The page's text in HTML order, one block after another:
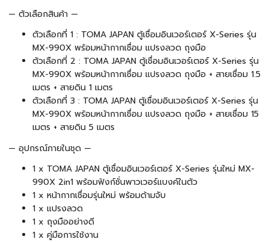
— ตัวเลือกสินค้า —
ตัวเลือกที่ 1 : TOMA JAPAN ตู้เชื่อมอินเวอร์เตอร์ X-Series รุ่น
MX-990X พร้อมหน้ากากเชื่อม แปรงลวด ถุงมือ
ตัวเลือกที่ 2 : TOMA JAPAN ตู้เชื่อมอินเวอร์เตอร์ X-Series รุ่น
MX-990X พร้อมหน้ากากเชื่อม แปรงลวด ถุงมือ + สายเชื่อม 1.5
เมตร + สายดิน 1 เมตร
ตัวเลือกที่ 3 : TOMA JAPAN ตู้เชื่อมอินเวอร์เตอร์ X-Series รุ่น
MX-990X พร้อมหน้ากากเชื่อม แปรงลวด ถุงมือ + สายเชื่อม 15
เมตร + สายดิน 5 เมตร
— อุปกรณ์ภายในชุด —
1 x TOMA JAPAN ตู้เชื่อมอินเวอร์เตอร์ X-Series รุ่นใหม่ MX-
990X 2in1 พร้อมฟังก์ชั่นพาวเวอร์แบงค์ในตัว
1 x หน้ากากเชื่อมรุ่นใหม่ พร้อมด้ามจับ
1 x แปรงลวด
1 x ถุงมืออย่างดี
1 x คู่มือการใช้งาน